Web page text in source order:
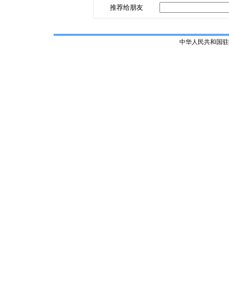
推荐给朋友
中华人民共和国